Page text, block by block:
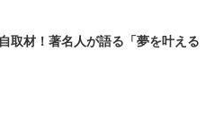
取材！著名人が語る「夢を叶える